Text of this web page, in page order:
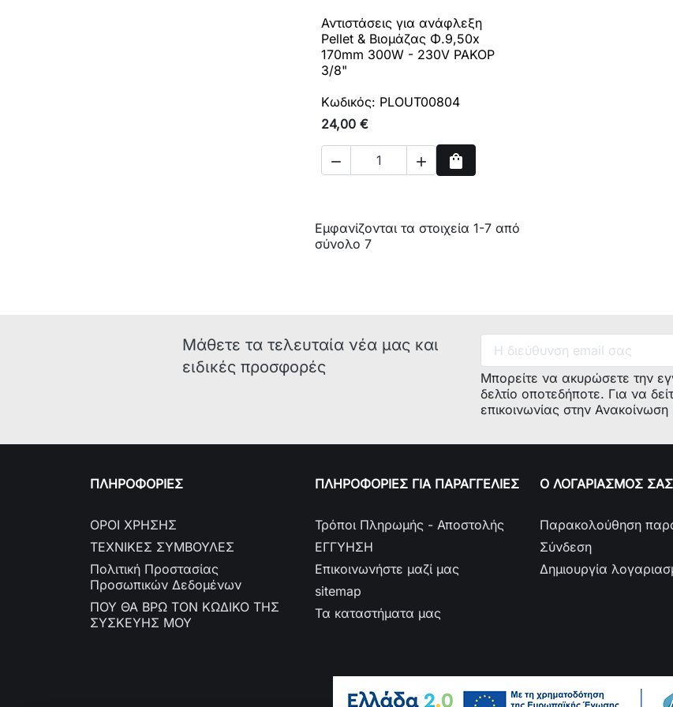
 Γρήγορη προβολή
Αντιστάσεις για ανάφλεξη
Pellet & Βιομάζας Φ.9,50x
170mm 300W - 230V ΡΑΚΟΡ
3/8"
Κωδικός: PLOUT00804
24,00 €
  shopping_bag
Αγορά
Εμφανίζονται τα στοιχεία 1-7 από
σύνολο 7
Μάθετε τα τελευταία νέα μας και
ειδικές προσφορές
Μπορείτε να ακυρώσετε την
δελτίο οποτεδήποτε. Για να
επικοινωνίας στην
ΠΛΗΡΟΦΟΡΙΕΣ
ΟΡΟΙ ΧΡΗΣΗΣ
ΤΕΧΝΙΚΕΣ ΣΥΜΒΟΥΛΕΣ
Πολιτική Προστασίας
Προσωπικών Δεδομένων
ΠΟΥ ΘΑ ΒΡΩ ΤΟΝ ΚΩΔΙΚΟ ΤΗΣ
ΣΥΣΚΕΥΗΣ ΜΟΥ
ΠΛΗΡΟΦΟΡΙΕΣ ΓΙΑ ΠΑΡΑΓΓΕΛΙΕΣ
Τρόποι Πληρωμής - Αποστολής
ΕΓΓΥΗΣΗ
Επικοινωνήστε μαζί μας
sitemap
Τα καταστήματα μας
Ο ΛΟΓΑΡΙΑΣΜΟΣ ΣΑΣ
Παρακολούθηση
Σύνδεση
Δημιουργία